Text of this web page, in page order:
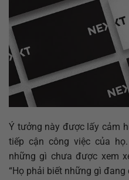
Ý tưởng này được lấy cảm
tiếp cận công việc của
những gì chưa được xem
“Họ phải biết những gì